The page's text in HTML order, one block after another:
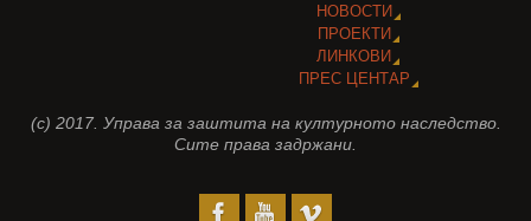
НОВОСТИ
ПРОЕКТИ
ЛИНКОВИ
ПРЕС ЦЕНТАР
(c) 2017. Управа за заштита на културното наследство.
Сите права задржани.